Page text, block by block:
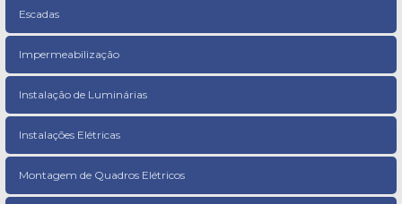
Escadas
Impermeabilização
Instalação de Luminárias
Instalações Elétricas
Montagem de Quadros Elétricos